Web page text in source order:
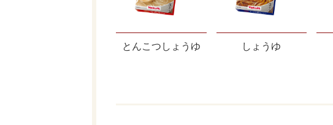
とんこつしょうゆ しょうゆ